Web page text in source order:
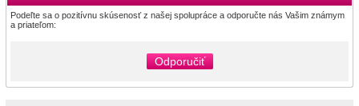
Podeľte sa o pozitívnu skúsenosť z našej spolupráce a odporučte nás Vašim známym
a priateľom:
Odporučiť